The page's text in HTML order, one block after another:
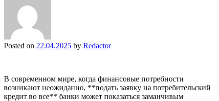
Posted on 22.04.2025 by Redactor
В современном мире, когда финансовые потребности
возникают неожиданно, **подать заявку на потребительский
кредит во все** банки может показаться заманчивым